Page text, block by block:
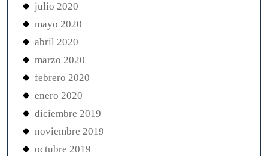
julio 2020
mayo 2020
abril 2020
marzo 2020
febrero 2020
enero 2020
diciembre 2019
noviembre 2019
octubre 2019